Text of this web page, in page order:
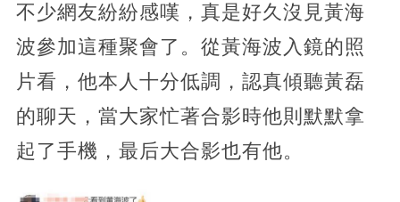
不少網友紛紛感嘆，真是好久沒見黃海
波參加這種聚會了。從黃海波入鏡的照
片看，他本人十分低調，認真傾聽黃磊
的聊天，當大家忙著合影時他則默默拿
起了手機，最后大合影也有他。